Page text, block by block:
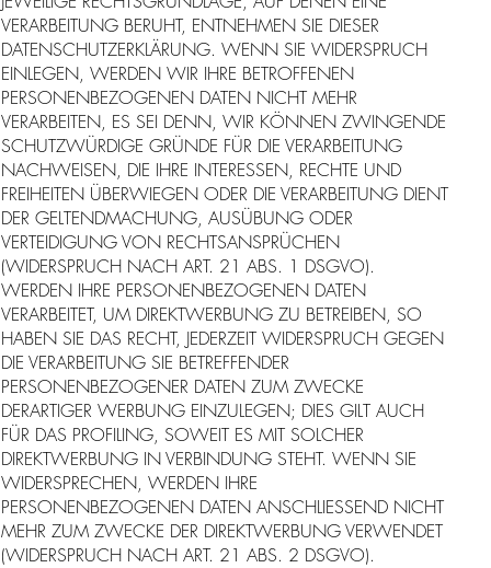
VERARBEITUNG BERUHT, ENTNEHMEN SIE DIESER
DATENSCHUTZERKLÄRUNG. WENN SIE WIDERSPRUCH
EINLEGEN, WERDEN WIR IHRE BETROFFENEN
PERSONENBEZOGENEN DATEN NICHT MEHR
VERARBEITEN, ES SEI DENN, WIR KÖNNEN ZWINGENDE
SCHUTZWÜRDIGE GRÜNDE FÜR DIE VERARBEITUNG
NACHWEISEN, DIE IHRE INTERESSEN, RECHTE UND
FREIHEITEN ÜBERWIEGEN ODER DIE VERARBEITUNG DIENT
DER GELTENDMACHUNG, AUSÜBUNG ODER
VERTEIDIGUNG VON RECHTSANSPRÜCHEN
(WIDERSPRUCH NACH ART. 21 ABS. 1 DSGVO).
WERDEN IHRE PERSONENBEZOGENEN DATEN
VERARBEITET, UM DIREKTWERBUNG ZU BETREIBEN, SO
HABEN SIE DAS RECHT, JEDERZEIT WIDERSPRUCH GEGEN
DIE VERARBEITUNG SIE BETREFFENDER
PERSONENBEZOGENER DATEN ZUM ZWECKE
DERARTIGER WERBUNG EINZULEGEN; DIES GILT AUCH
FÜR DAS PROFILING, SOWEIT ES MIT SOLCHER
DIREKTWERBUNG IN VERBINDUNG STEHT. WENN SIE
WIDERSPRECHEN, WERDEN IHRE
PERSONENBEZOGENEN DATEN ANSCHLIESSEND NICHT
MEHR ZUM ZWECKE DER DIREKTWERBUNG VERWENDET
(WIDERSPRUCH NACH ART. 21 ABS. 2 DSGVO).